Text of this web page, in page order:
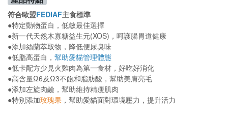
符合歐盟FEDIAF主食標準
●特定動物蛋白，低敏最佳選擇
●新一代天然木寡糖益生元(XOS)，呵護腸胃道健康
●添加絲蘭萃取物，降低便尿臭味
●低脂高蛋白， 幫助愛貓管理體態
●低卡配方少見火雞肉為第一食材，好吃好消化
●高含量Ω6及Ω3不飽和脂肪酸，幫助美膚亮毛
●添加左旋肉鹼，幫助維持精瘦肌肉
●特別添加玫瑰果 ，幫助愛貓面對環境壓力，提升活力